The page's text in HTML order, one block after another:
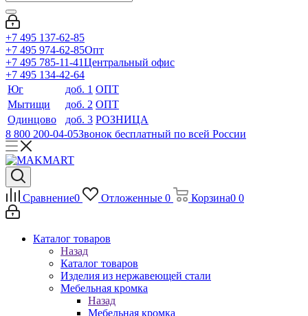
+7 495 137-62-85
+7 495 974-62-85Опт
+7 495 785-11-41Центральный офис
+7 495 134-42-64
Юг
доб. 1 ОПТ
Мытищи
доб. 2 ОПТ
Одинцово
доб. 3 РОЗНИЦА
8 800 200-04-05Звонок бесплатный по всей России
Сравнение0 Отложенные 0 Корзина0 0
Каталог товаров
Назад
Каталог товаров
Изделия из нержавеющей стали
Мебельная кромка
Назад
Мебельная кромка